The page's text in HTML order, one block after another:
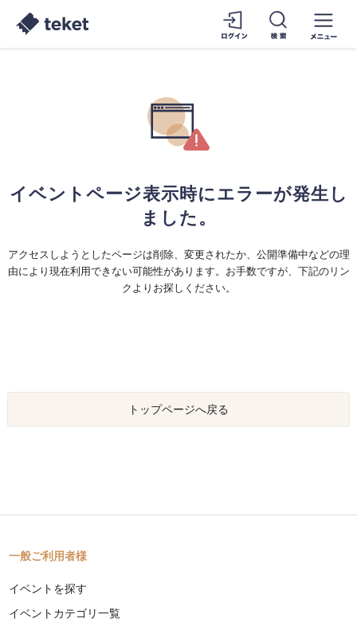
イベントページ表示時にエラーが発生し
ました。
アクセスしようとしたページは削除、変更されたか、公開準備中などの理
由により現在利用できない可能性があります。お手数ですが、下記のリン
クよりお探しください。
トップページへ戻る
一般ご利用者様
イベントを探す
イベントカテゴリ一覧